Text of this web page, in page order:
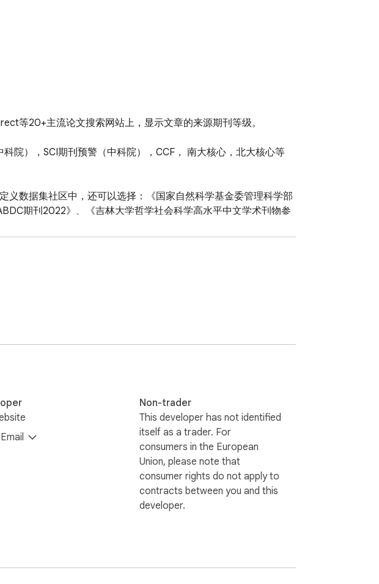
等20+主流论文搜索网站上，显示文章的来源期刊等级。
院），SCI期刊预警（中科院），CCF， 南大核心，北大核心等
数据集社区中，还可以选择：《国家自然科学基金委管理科学部
期刊2022》、《吉林大学哲学社会科学高水平中文学术刊物参
弹出的迷你小菜单隐藏，才能更好的触发翻译事件）
从此不再需要使用浏览器收藏夹保存网页。
分享。当您使用了邀请码，或发朋友圈分享，您将会获得一定的奖
Email
Non-trader
This developer has not identified
itself as a trader. For
consumers in the European
Union, please note that
consumer rights do not apply to
contracts between you and this
developer.